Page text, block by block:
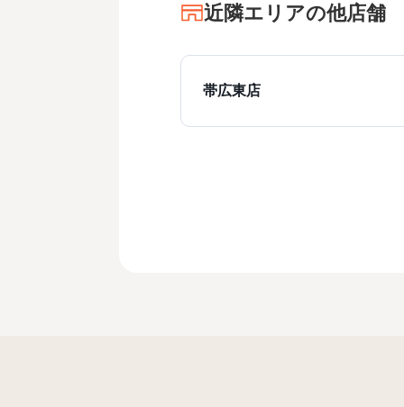
近隣エリアの他店舗
帯広東店